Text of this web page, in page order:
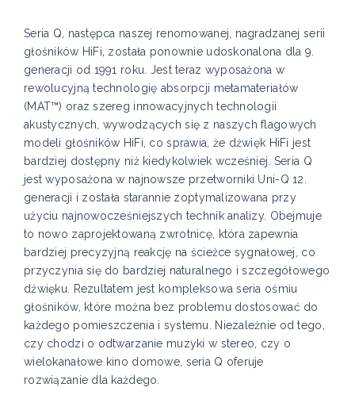
Seria Q, następca naszej renomowanej, nagradzanej serii
głośników HiFi, została ponownie udoskonalona dla 9.
generacji od 1991 roku. Jest teraz wyposażona w
rewolucyjną technologię absorpcji metamateriałów
(MAT™) oraz szereg innowacyjnych technologii
akustycznych, wywodzących się z naszych flagowych
modeli głośników HiFi, co sprawia, że dźwięk HiFi jest
bardziej dostępny niż kiedykolwiek wcześniej. Seria Q
jest wyposażona w najnowsze przetworniki Uni-Q 12.
generacji i została starannie zoptymalizowana przy
użyciu najnowocześniejszych technik analizy. Obejmuje
to nowo zaprojektowaną zwrotnicę, która zapewnia
bardziej precyzyjną reakcję na ścieżce sygnałowej, co
przyczynia się do bardziej naturalnego i szczegółowego
dźwięku. Rezultatem jest kompleksowa seria ośmiu
głośników, które można bez problemu dostosować do
każdego pomieszczenia i systemu. Niezależnie od tego,
czy chodzi o odtwarzanie muzyki w stereo, czy o
wielokanałowe kino domowe, seria Q oferuje
rozwiązanie dla każdego.